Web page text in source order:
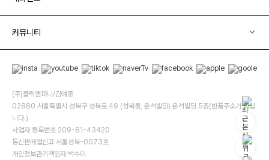
커뮤니티
(주)클릭앤퍼니/김예중
02880 서울특별시 성북구 성북로 49 (성북동, 운석빌딩) 운석빌딩 5층(반품주소가 아닙
니다.)
사업자 등록번호 209-81-43420
통신판매업신고 서울성북-0073호
개인정보관리책임자 박수미